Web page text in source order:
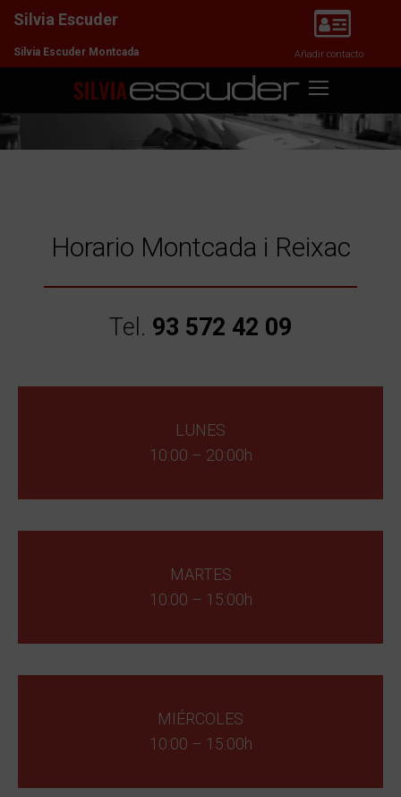
Silvia Escuder
Silvia Escuder Montcada Añadir contacto
Horario Montcada i Reixac
Tel. 93 572 42 09
LUNES
10:00 – 20:00h
MARTES
10:00 – 15:00h
MIÉRCOLES
10:00 – 15:00h